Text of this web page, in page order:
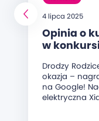
4 lipca 2025
Opinia o
w
Drodzy
okazja –
na Google!
elektryczna